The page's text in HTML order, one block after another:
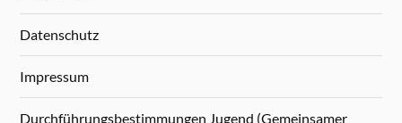
Datenschutz
Impressum
Durchführungsbestimmungen Jugend (Gemeinsamer